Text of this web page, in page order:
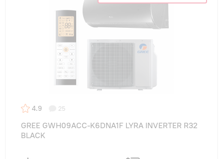
4.9 25
GREE GWH09ACC-K6DNA1F LYRA INVERTER R32
BLACK